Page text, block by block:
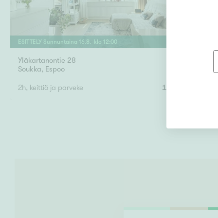
ESITTELY Sunnuntaina 16.8. klo 12:00
Yläkartanontie 28
Soukka, Espoo
2h, keittiö ja parveke 135 000 €